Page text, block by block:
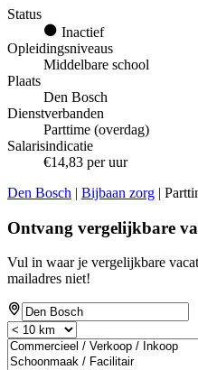
Status
Inactief
Opleidingsniveaus
Middelbare school
Plaats
Den Bosch
Dienstverbanden
Parttime (overdag)
Salarisindicatie
€14,83 per uur
Den Bosch | Bijbaan zorg |
Ontvang vergelijkbare
Vul in waar je vergelijkbare
mailadres niet!